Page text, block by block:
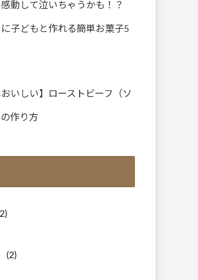
動して泣いちゃうかも！？
子どもと作れる簡単お菓子5
おいしい】ローストビーフ（ソ
作り方
(2)